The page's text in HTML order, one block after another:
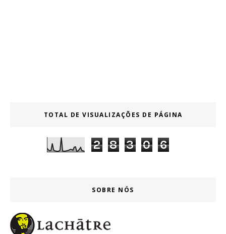
TOTAL DE VISUALIZAÇÕES DE PÁGINA
2 8 3 0 6
SOBRE NÓS